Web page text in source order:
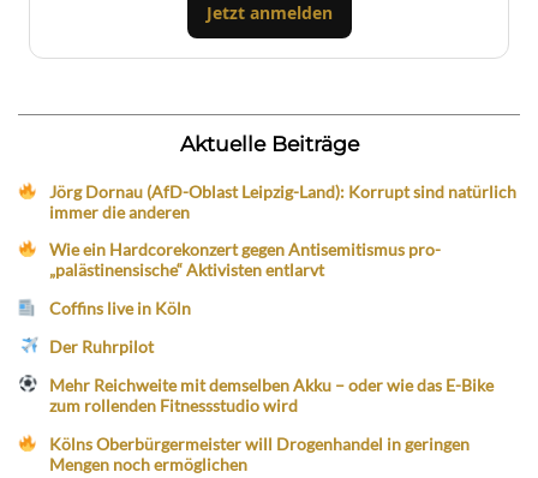
Jetzt anmelden
Aktuelle Beiträge
Jörg Dornau (AfD-Oblast Leipzig-Land): Korrupt sind natürlich
immer die anderen
Wie ein Hardcorekonzert gegen Antisemitismus pro-
„palästinensische“ Aktivisten entlarvt
Coffins live in Köln
Der Ruhrpilot
Mehr Reichweite mit demselben Akku – oder wie das E-Bike
zum rollenden Fitnessstudio wird
Kölns Oberbürgermeister will Drogenhandel in geringen
Mengen noch ermöglichen